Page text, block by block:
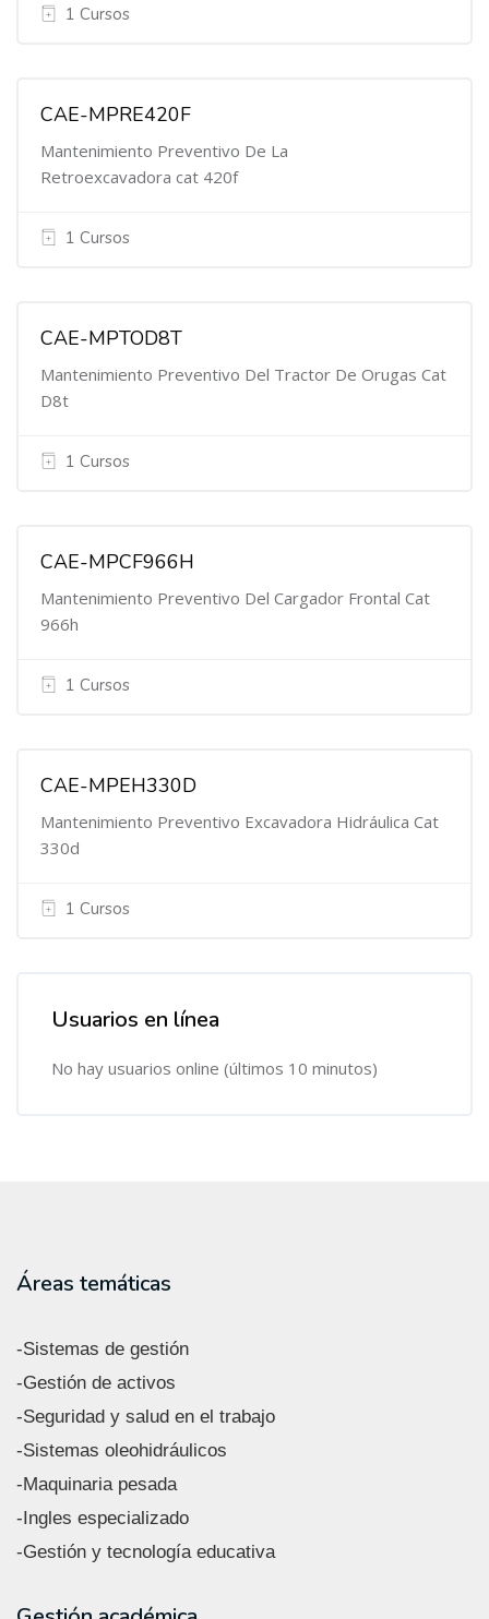
1 Cursos
CAE-MPRE420F
Mantenimiento Preventivo De La
Retroexcavadora cat 420f
1 Cursos
CAE-MPTOD8T
Mantenimiento Preventivo Del Tractor De Orugas Cat
D8t
1 Cursos
CAE-MPCF966H
Mantenimiento Preventivo Del Cargador Frontal Cat
966h
1 Cursos
CAE-MPEH330D
Mantenimiento Preventivo Excavadora Hidráulica Cat
330d
1 Cursos
Salta Usuarios en línea
Usuarios en línea
No hay usuarios online (últimos 10 minutos)
Áreas temáticas
-Sistemas de gestión
-Gestión de activos
-Seguridad y salud en el trabajo
-Sistemas oleohidráulicos
-Maquinaria pesada
-Ingles especializado
-Gestión y tecnología educativa